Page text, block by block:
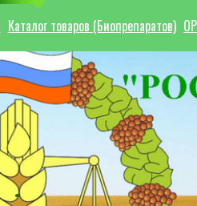
Каталог товаров (Биопрепаратов)